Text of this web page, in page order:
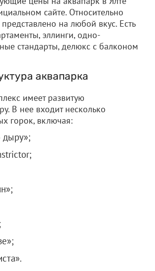
сайте. Относительно
на любой вкус. Есть
эллинги, одно-
стандарты, делюкс с балконом
аквапарка
имеет развитую
В нее входит несколько
горок, включая: